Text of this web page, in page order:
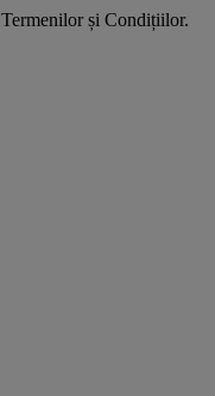
Termenilor și Condițiilor.